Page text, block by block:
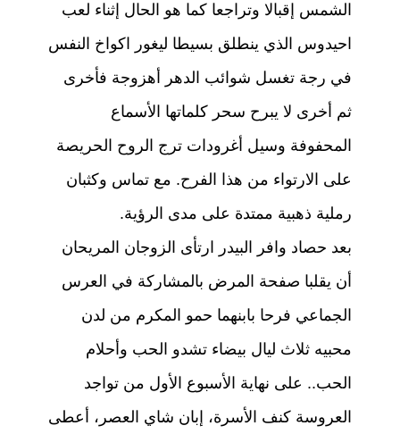
الشمس إقبالا وتراجعا كما هو الحال إثناء لعب
احيدوس الذي ينطلق بسيطا ليغور اكواخ النفس
في رجة تغسل شوائب الدهر أهزوجة فأخرى
ثم أخرى لا يبرح سحر كلماتها الأسماع
المحفوفة وسيل أغرودات ترج الروح الحريصة
على الارتواء من هذا الفرح. مع تماس وكثبان
رملية ذهبية ممتدة على مدى الرؤية.
بعد حصاد وافر البيدر ارتأى الزوجان المريحان
أن يقلبا صفحة المرض بالمشاركة في العرس
الجماعي فرحا بابنهما حمو المكرم من لدن
محبيه ثلاث ليال بيضاء تشدو الحب وأحلام
الحب.. على نهاية الأسبوع الأول من تواجد
العروسة كنف الأسرة، إبان شاي العصر، أعطى